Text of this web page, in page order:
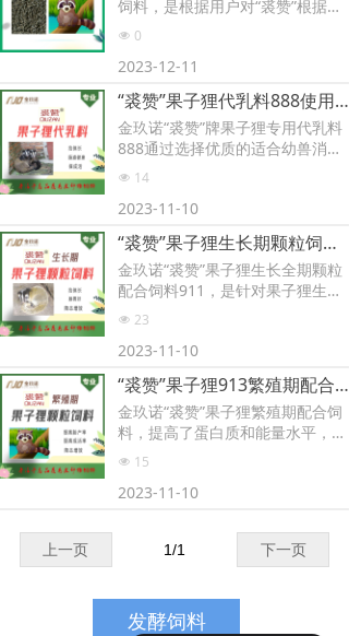
长期使用本品，可提高动物的免疫
养殖成本
发酵饲料
饲料，是根据用户对“裘赞”根据养
殖场养殖过程中出现的果子狸发情
晚、胎产少，产后食仔、小狸成活
率低等问题专门研制生产的新产
品。
넶 0
2023-12-11
“裘赞”果子狸代乳料888使用说明书
金玖诺“裘赞”牌果子狸专用代乳料
888通过选择优质的适合幼兽消化
吸收的高档原料，能够很好地避免
幼龄仔兽消化道疾病的发生。
넶 14
2023-11-10
“裘赞”果子狸生长期颗粒饲料使用说明
金玖诺“裘赞”果子狸生长全期颗粒
配合饲料911，是针对果子狸生长
速度慢、易拉稀、成活率低等问题
研发而成。
넶 23
2023-11-10
“裘赞”果子狸913繁殖期配合饲料使用说明
金玖诺“裘赞”果子狸繁殖期配合饲
料，提高了蛋白质和能量水平，氨
基酸配比达到完美的平衡，更利于
果子狸骨骼、肉质的良好生长。
넶 15
2023-11-10
上一页 下一页
1/1